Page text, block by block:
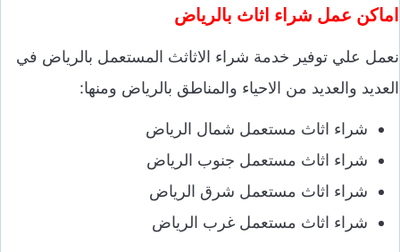
اماكن عمل شراء اثاث بالرياض
نعمل علي توفير خدمة شراء الاثاثث المستعمل بالرياض في
العديد والعديد من الاحياء والمناطق بالرياض ومنها:
شراء اثاث مستعمل شمال الرياض
شراء اثاث مستعمل جنوب الرياض
شراء اثاث مستعمل شرق الرياض
شراء اثاث مستعمل غرب الرياض